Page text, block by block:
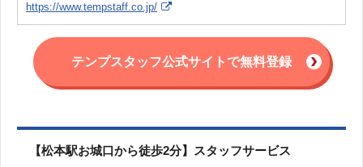
https://www.tempstaff.co.jp/
テンプスタッフ公式サイトで無料登録
【松本駅お城口から徒歩2分】スタッフサービス